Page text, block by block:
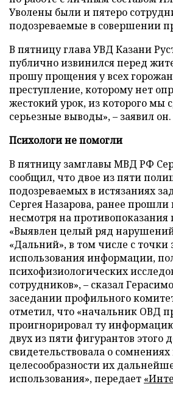
Уволены были и пятеро
подозреваемые в совершении
В пятницу глава УВД Казани
публично извинился перед
прошу прощения у всех горожан
преступление, которому нет
жестокий урок, из которого мы
серьезные выводы», – заявил он.
Психологи не помогли
В пятницу замглавы МВД РФ
сообщил, что двое из пяти
подозреваемых в истязаниях
Сергея Назарова, ранее прошли
несмотря на противопоказания
«Выявлен целый ряд
«Дальний», в том числе с точки
использования информации,
психофизиологических
сотрудников», – сказал
заседании профильного
отметил, что «начальник ОВД
проигнорировал ту
двух из пяти фигурантов этого
свидетельствовала о сомнениях
целесообразности их
использования», передает